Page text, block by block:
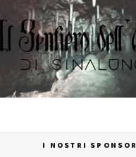
I NOSTRI SPONSOR